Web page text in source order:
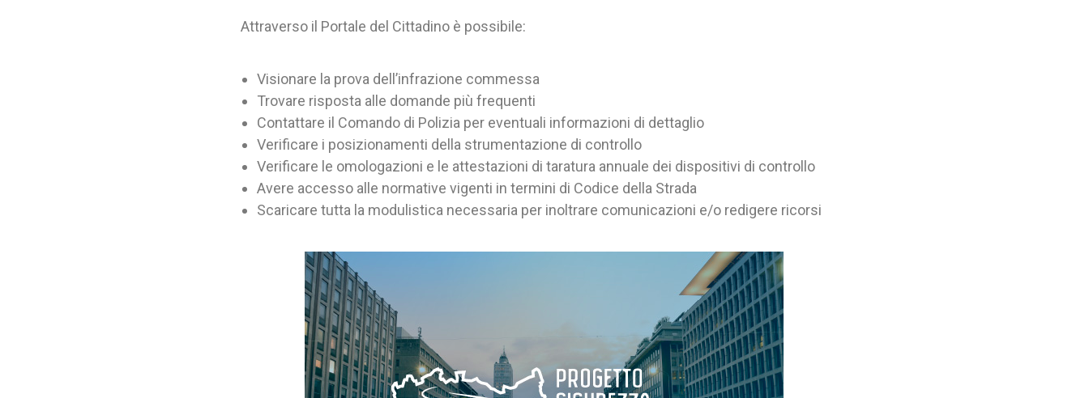
Attraverso il Portale del Cittadino è possibile:
Visionare la prova dell’infrazione commessa
Trovare risposta alle domande più frequenti
Contattare il Comando di Polizia per eventuali informazioni di dettaglio
Verificare i posizionamenti della strumentazione di controllo
Verificare le omologazioni e le attestazioni di taratura annuale dei dispositivi di controllo
Avere accesso alle normative vigenti in termini di Codice della Strada
Scaricare tutta la modulistica necessaria per inoltrare comunicazioni e/o redigere ricorsi